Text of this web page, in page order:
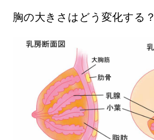
胸の大きさはどう変化する？